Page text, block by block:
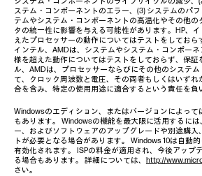
ステム・コンポーネントのエラー、(3) システムのパ
テムやシステム・コンポーネントの高温化やその他の
タの統一性に影響を与える可能性があります。HP、
えたプロセッサーの動作についてはテストをしておら
インテル、AMDは、システムやシステム・コンポー
様を超えた動作についてはテストをしておらず、保証
ル、AMDは、プロセッサーならびにその他のシステ
て、クロック周波数と電圧、その両者もしくはいずれ
合を含み、特定の使用用途に適合するという責任を負
Windowsのエディション、またはバージョンによって
もあります。 Windowsの機能を最大限に活用するに
ー、およびソフトウェアのアップグレードや別途購入
トが必要となる場合があります。 Windows 10は自動
有効化されます。 ISPの料金が適用され、今後アップ
る場合もあります。 詳細については、 http://
さい。